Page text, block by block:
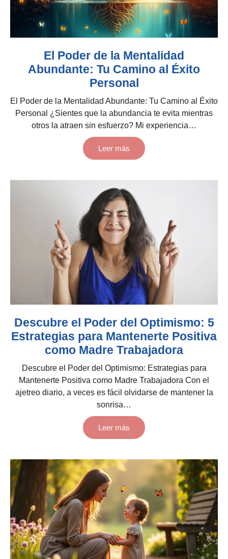
El Poder de la Mentalidad
Abundante: Tu Camino al Éxito
Personal
El Poder de la Mentalidad Abundante: Tu Camino al Éxito
Personal ¿Sientes que la abundancia te evita mientras
otros la atraen sin esfuerzo? Mi experiencia…
Leer más
Descubre el Poder del Optimismo: 5
Estrategias para Mantenerte Positiva
como Madre Trabajadora
Descubre el Poder del Optimismo: Estrategias para
Mantenerte Positiva como Madre Trabajadora Con el
ajetreo diario, a veces es fácil olvidarse de mantener la
sonrisa…
Leer más